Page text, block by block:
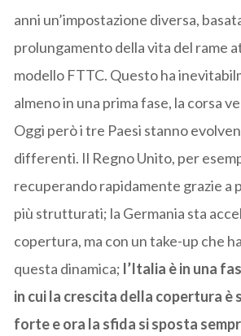
anni un’impostazione diversa,
prolungamento della vita del rame
modello FTTC. Questo ha
almeno in una prima fase, la corsa
Oggi però i tre Paesi stanno
differenti. Il Regno Unito, per
recuperando rapidamente grazie a
più strutturati; la Germania sta
copertura, ma con un take-up che
questa dinamica; l’Italia è in una
in cui la crescita della copertura è
forte e ora la sfida si sposta